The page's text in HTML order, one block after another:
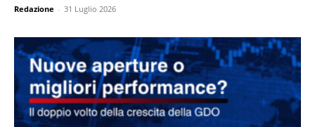
Redazione - 31 Luglio 2026